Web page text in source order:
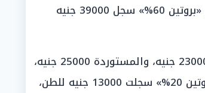
وأشار التجار إلى أن سعر طن الجيلوتين المحلي «بروتين 60%» سجل 39000 جنيه
وأضافوا أن سعر طن بذور الصويا المحلية بلغ 23000 جنيه، والمستوردة 25000 جنيه،
وقشر الصويا 14000 جنيه، ومخلفات الصويا «بروتين 20%» سجلت 13000 جنيه للطن،